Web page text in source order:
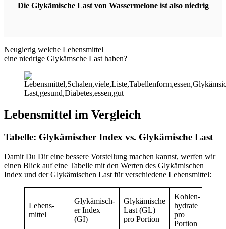
Die Glykämische Last von Wassermelone ist also niedrig
Neugierig welche Lebensmittel
eine niedrige Glykämsche Last haben?
Lebensmittel im Vergleich
Tabelle: Glykämischer Index vs. Glykämische Last
Damit Du Dir eine bessere Vorstellung machen kannst, werfen wir
einen Blick auf eine Tabelle mit den Werten des Glykämischen
Index und der Glykämischen Last für verschiedene Lebensmittel:
Lebens­
mittel
Glykämisch­
er Index
(GI)
Glykämische
Last (GL)
pro Portion
Kohlen­
hydrate
pro
Portion